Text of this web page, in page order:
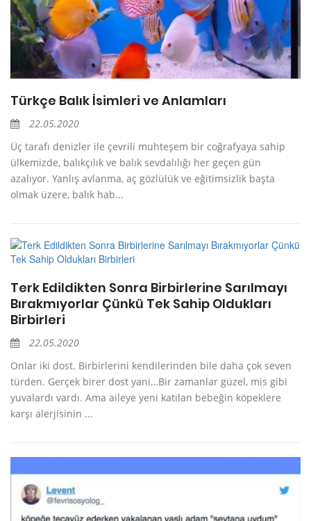
Türkçe Balık İsimleri ve Anlamları
22.05.2020
Üç tarafı denizler ile çevrili muhteşem bir coğrafyaya sahip
ülkemizde, balıkçılık ve balık sevdalılığı her geçen gün
azalıyor. Yanlış avlanma, aç gözlülük ve eğitimsizlik başta
olmak üzere, balık hab...
Terk Edildikten Sonra Birbirlerine Sarılmayı
Bırakmıyorlar Çünkü Tek Sahip Oldukları
Birbirleri
22.05.2020
Onlar iki dost. Birbirlerini kendilerinden bile daha çok seven
türden. Gerçek birer dost yani…Bir zamanlar güzel, mis gibi
yuvalardı vardı. Ama aileye yeni katılan bebeğin köpeklere
karşı alerjisinin ...